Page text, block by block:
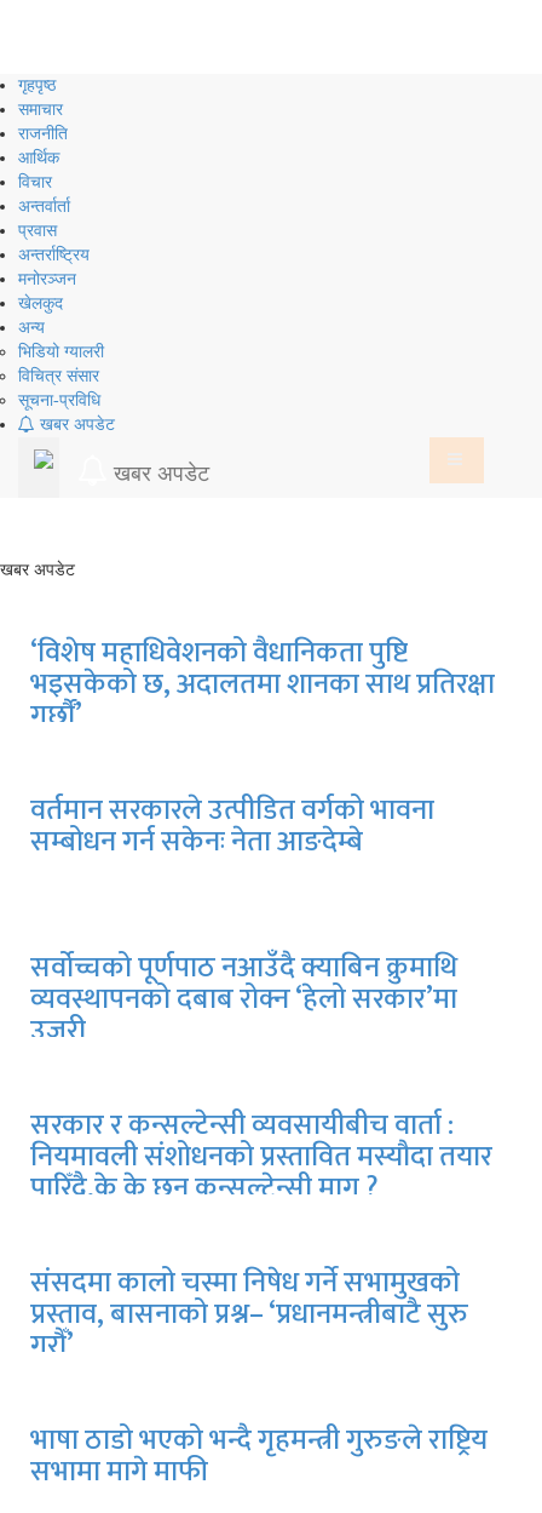
गृहपृष्ठ
समाचार
राजनीति
आर्थिक
विचार
अन्तर्वार्ता
प्रवास
अन्तर्राष्ट्रिय
मनोरञ्जन
खेलकुद
अन्य
भिडियो ग्यालरी
विचित्र संसार
सूचना-प्रविधि
खबर अपडेट
खबर अपडेट
खबर अपडेट
‘विशेष महाधिवेशनको वैधानिकता पुष्टि
भइसकेको छ, अदालतमा शानका साथ प्रतिरक्षा
गर्छौं’
वर्तमान सरकारले उत्पीडित वर्गको भावना
सम्बोधन गर्न सकेनः नेता आङदेम्बे
सर्वोच्चको पूर्णपाठ नआउँदै क्याबिन क्रुमाथि
व्यवस्थापनको दबाब रोक्न ‘हेलो सरकार’मा
उजुरी
सरकार र कन्सल्टेन्सी व्यवसायीबीच वार्ता :
नियमावली संशोधनको प्रस्तावित मस्यौदा तयार
पारिँदै,के के छन् कन्सल्टेन्सी माग ?
संसदमा कालो चस्मा निषेध गर्ने सभामुखको
प्रस्ताव, बासनाको प्रश्न– ‘प्रधानमन्त्रीबाटै सुरु
गरौँ’
भाषा ठाडो भएको भन्दै गृहमन्त्री गुरुङले राष्ट्रिय
सभामा मागे माफी